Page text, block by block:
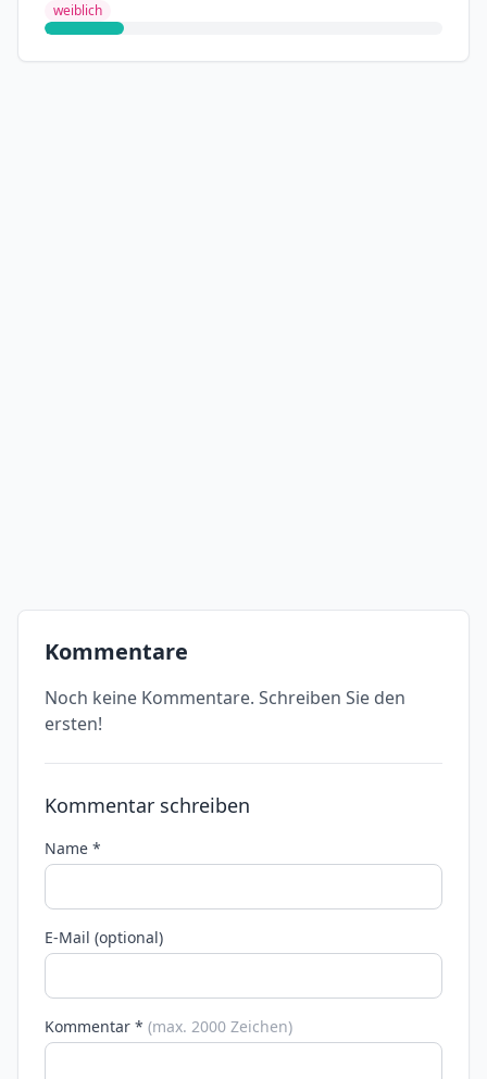
weiblich
Kommentare
Noch keine Kommentare. Schreiben Sie den
ersten!
Kommentar schreiben
Name *
E-Mail (optional)
Kommentar * (max. 2000 Zeichen)